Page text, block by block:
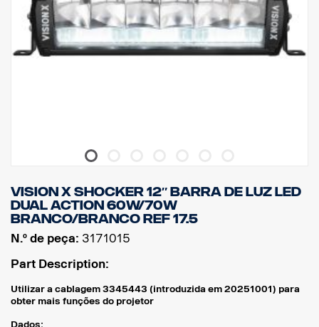
VISION X SHOCKER 12″ BARRA DE LUZ LED
DUAL ACTION 60W/70W
BRANCO/BRANCO Ref 17.5
N.º de peça: 3171015
Part Description:
Utilizar a cablagem 3345443 (introduzida em 20251001) para
obter mais funções do projetor
Dados: